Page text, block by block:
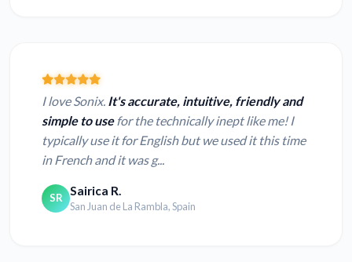
I love Sonix. It's accurate, intuitive, friendly and
simple to usefor the technically inept like me! I
typically use it for English but we used it this time
in French and it was g...
SR Sairica R.
San Juan de La Rambla, Spain